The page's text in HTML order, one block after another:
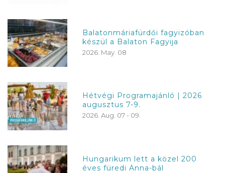
Balatonmáriafürdői fagyizóban
készül a Balaton Fagyija
2026. May. 08
Hétvégi Programajánló | 2026
augusztus 7-9.
2026. Aug. 07 - 09.
Hungarikum lett a közel 200
éves füredi Anna-bál